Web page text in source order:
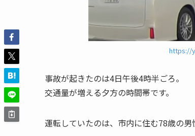
https://
事故が起きたのは4日午後4時半ごろ。
交通量が増える夕方の時間帯です。
運転していたのは、市内に住む78歳の男